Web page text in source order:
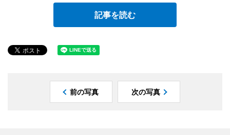
記事を読む
前の写真 次の写真